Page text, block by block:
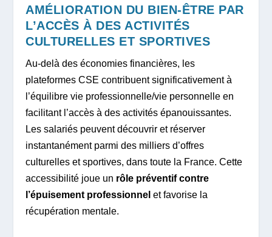
AMÉLIORATION DU BIEN-ÊTRE PAR
L’ACCÈS À DES ACTIVITÉS
CULTURELLES ET SPORTIVES
Au-delà des économies financières, les
plateformes CSE contribuent significativement à
l’équilibre vie professionnelle/vie personnelle en
facilitant l’accès à des activités épanouissantes.
Les salariés peuvent découvrir et réserver
instantanément parmi des milliers d’offres
culturelles et sportives, dans toute la France. Cette
accessibilité joue un rôle préventif contre
l’épuisement professionnel et favorise la
récupération mentale.